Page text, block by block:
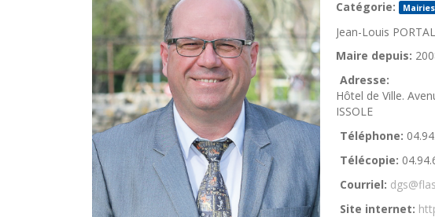
Catégorie: Mairies
Jean-Louis PORTAL
Maire depuis:
Adresse:
Hôtel de Ville.
ISSOLE
Téléphone:
Télécopie:
Courriel:
Site internet: